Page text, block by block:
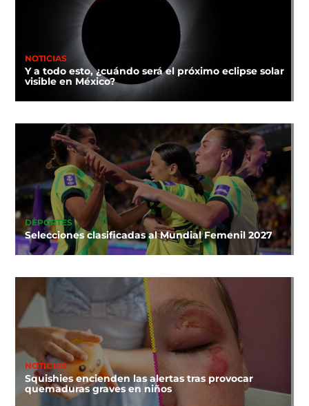
NOTICIAS
Y a todo esto, ¿cuándo será el próximo eclipse solar
visible en México?
DEPORTES
Selecciones clasificadas al Mundial Femenil 2027
NOTICIAS
Squishies encienden las alertas tras provocar
quemaduras graves en niños